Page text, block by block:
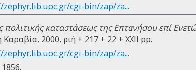
zephyr.lib.uoc.gr/cgi-bin/zap/za...
πολιτικής καταστάσεως της Επτανήσου επί
2000, ριή + 217 + 22 + ΧΧΙΙ pp.
zephyr.lib.uoc.gr/cgi-bin/zap/za...